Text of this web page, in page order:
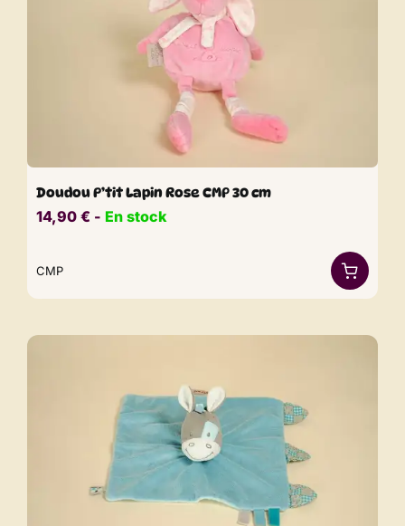
Doudou P’tit Lapin Rose CMP 30 cm
14,90 € ​​ - En stock
CMP